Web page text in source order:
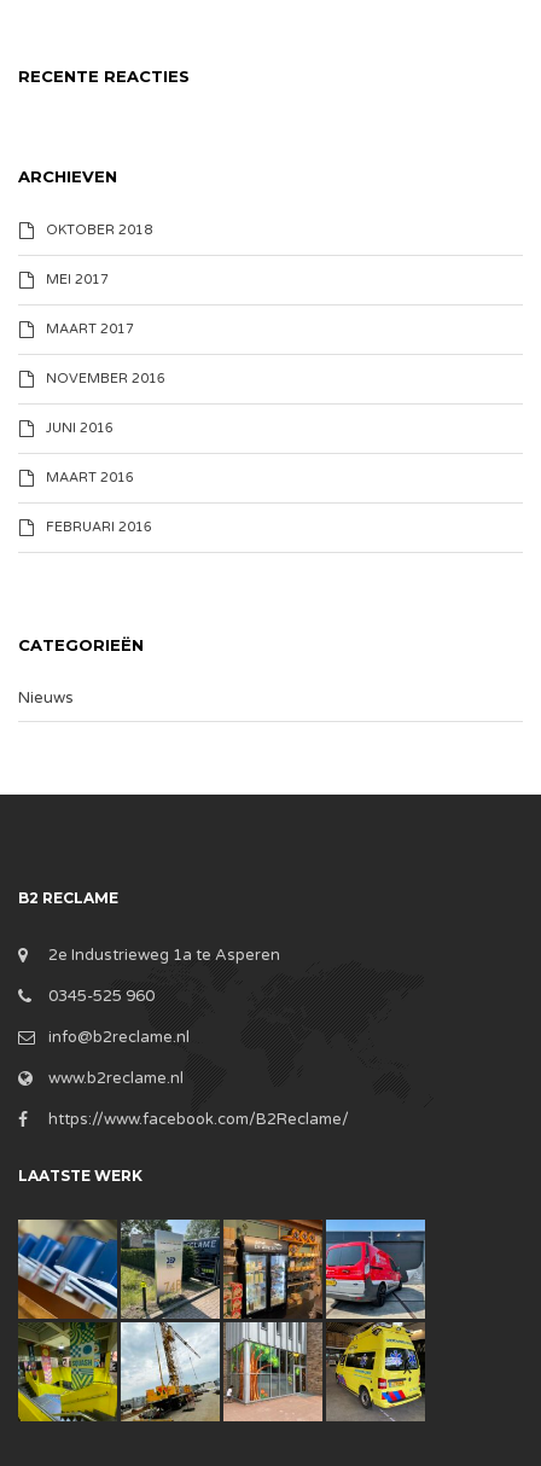
RECENTE REACTIES
ARCHIEVEN
OKTOBER 2018
MEI 2017
MAART 2017
NOVEMBER 2016
JUNI 2016
MAART 2016
FEBRUARI 2016
CATEGORIEËN
Nieuws
B2 RECLAME
2e Industrieweg 1a te Asperen
0345-525 960
info@b2reclame.nl
www.b2reclame.nl
https://www.facebook.com/B2Reclame/
LAATSTE WERK